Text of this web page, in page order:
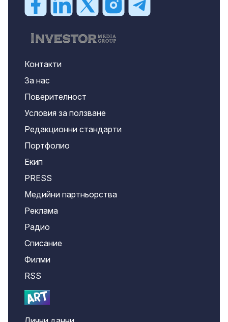
Контакти
За нас
Поверителност
Условия за ползване
Редакционни стандарти
Портфолио
Екип
PRESS
Медийни партньорства
Реклама
Радио
Списание
Филми
RSS